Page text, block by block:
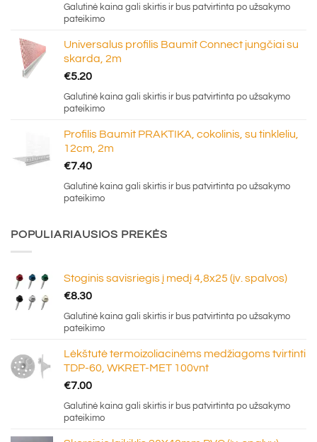
Galutinė kaina gali skirtis ir bus patvirtinta po užsakymo
pateikimo
Universalus profilis Baumit Connect jungčiai su
skarda, 2m
€5.20
Galutinė kaina gali skirtis ir bus patvirtinta po užsakymo
pateikimo
Profilis Baumit PRAKTIKA, cokolinis, su tinkleliu,
12cm, 2m
€7.40
Galutinė kaina gali skirtis ir bus patvirtinta po užsakymo
pateikimo
POPULIARIAUSIOS PREKĖS
Stoginis savisriegis į medį 4,8x25 (įv. spalvos)
€8.30
Galutinė kaina gali skirtis ir bus patvirtinta po užsakymo
pateikimo
Lėkštutė termoizoliacinėms medžiagoms tvirtinti
TDP-60, WKRET-MET 100vnt
€7.00
Galutinė kaina gali skirtis ir bus patvirtinta po užsakymo
pateikimo